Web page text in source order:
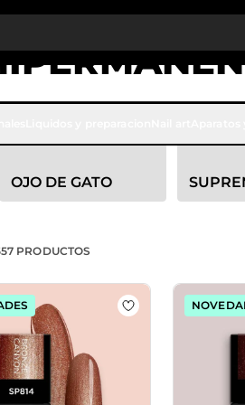
todos los pedidos a partir de 250 €
para uñas. Aquí se
intenso y duradero.
OJO DE GATO
PRODUCTOS
Light Rose
deseos Esmalte semipermanente
Añadir a la lista